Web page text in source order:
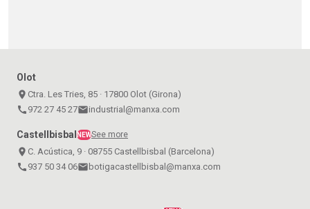
Olot
place Ctra. Les Tries, 85 · 17800 Olot (Girona)
call 972 27 45 27emailindustrial@manxa.com
CastellbisbalNEWSee more
place C. Acústica, 9 · 08755 Castellbisbal (Barcelona)
call 937 50 34 06emailbotigacastellbisbal@manxa.com